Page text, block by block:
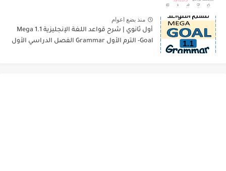
منذ بضع اعوام
أول ثانوي | شرح قواعد اللغة الإنجليزية 1.1 Mega
Goal- الترم الأول Grammar الفصل الدراسي الأول